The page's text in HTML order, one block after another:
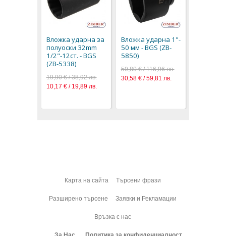
Вложка ударна за
полуоски 32mm
1/2"-12ст. - BGS
(ZB-5338)
19,90 € / 38,92 лв.
10,17 € / 19,89 лв.
Вложка ударна 1"-
50 мм - BGS (ZB-
5850)
59,80 € / 116,96 лв.
30,58 € / 59,81 лв.
Карта на сайта Търсени фрази
Разширено търсене Заявки и Рекламации
Връзка с нас